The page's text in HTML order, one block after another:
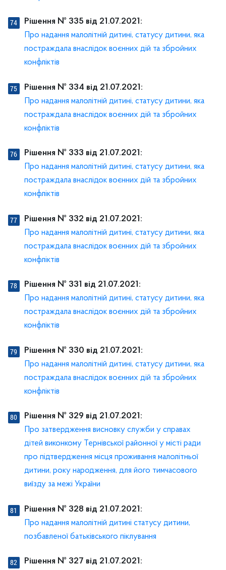
Рішення № 335 від 21.07.2021:
Про надання малолітній дитині, статусу дитини, яка
постраждала внаслідок воєнних дій та збройних
конфліктів
Рішення № 334 від 21.07.2021:
Про надання малолітній дитині, статусу дитини, яка
постраждала внаслідок воєнних дій та збройних
конфліктів
Рішення № 333 від 21.07.2021:
Про надання малолітній дитині, статусу дитини, яка
постраждала внаслідок воєнних дій та збройних
конфліктів
Рішення № 332 від 21.07.2021:
Про надання малолітній дитині, статусу дитини, яка
постраждала внаслідок воєнних дій та збройних
конфліктів
Рішення № 331 від 21.07.2021:
Про надання малолітній дитині, статусу дитини, яка
постраждала внаслідок воєнних дій та збройних
конфліктів
Рішення № 330 від 21.07.2021:
Про надання малолітній дитині, статусу дитини, яка
постраждала внаслідок воєнних дій та збройних
конфліктів
Рішення № 329 від 21.07.2021:
Про затвердження висновку служби у справах
дітей виконкому Тернівської районної у місті ради
про підтвердження місця проживання малолітньої
дитини, року народження, для його тимчасового
виїзду за межі України
Рішення № 328 від 21.07.2021:
Про надання малолітній дитині статусу дитини,
позбавленої батьківського піклування
Рішення № 327 від 21.07.2021: